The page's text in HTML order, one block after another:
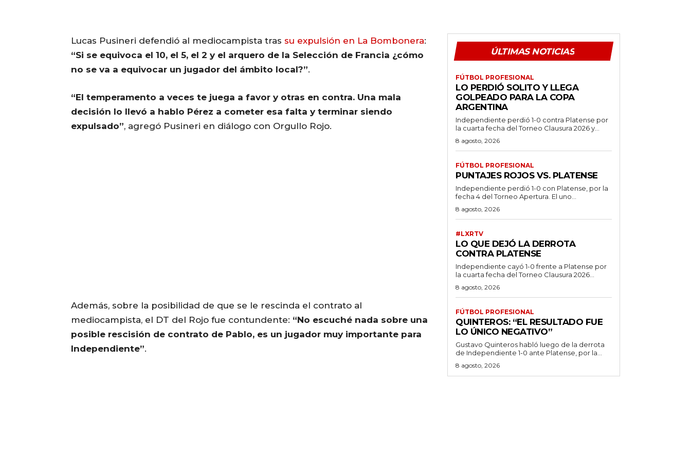
Lucas Pusineri defendió al mediocampista tras su expulsión en La Bombonera:
“Si se equivoca el 10, el 5, el 2 y el arquero de la Selección de Francia ¿cómo
no se va a equivocar un jugador del ámbito local?”.
“El temperamento a veces te juega a favor y otras en contra. Una mala
decisión lo llevó a hablo Pérez a cometer esa falta y terminar siendo
expulsado”, agregó Pusineri en diálogo con Orgullo Rojo.
Además, sobre la posibilidad de que se le rescinda el contrato al
mediocampista, el DT del Rojo fue contundente: “No escuché nada sobre una
posible rescisión de contrato de Pablo, es un jugador muy importante para
Independiente”.
ÚLTIMAS NOTICIAS
FÚTBOL PROFESIONAL
LO PERDIÓ SOLITO Y LLEGA
GOLPEADO PARA LA COPA
ARGENTINA
Independiente perdió 1-0 contra Platense por
la cuarta fecha del Torneo Clausura 2026 y...
8 agosto, 2026
FÚTBOL PROFESIONAL
PUNTAJES ROJOS VS. PLATENSE
Independiente perdió 1-0 con Platense, por la
fecha 4 del Torneo Apertura. El uno...
8 agosto, 2026
#LXRTV
LO QUE DEJÓ LA DERROTA
CONTRA PLATENSE
Independiente cayó 1-0 frente a Platense por
la cuarta fecha del Torneo Clausura 2026...
8 agosto, 2026
FÚTBOL PROFESIONAL
QUINTEROS: “EL RESULTADO FUE
LO ÚNICO NEGATIVO”
Gustavo Quinteros habló luego de la derrota
de Independiente 1-0 ante Platense, por la...
8 agosto, 2026